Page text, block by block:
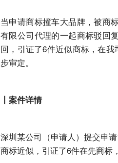
当申请商标撞车大品牌，被商
有限公司代理的一起商标驳回
回，引证了6件近似商标 ，在我
步审定。
丨案件详情
深圳某公司（申请人）提交申
商标近似，引证了6件在先商标